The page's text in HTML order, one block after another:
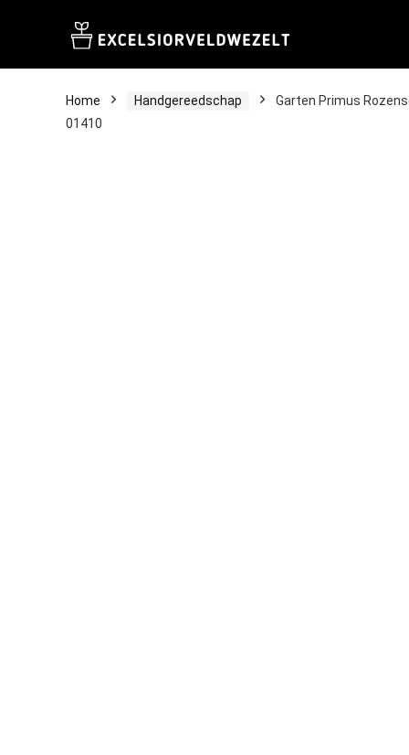
Home Handgereedschap
Garten Primus
01410